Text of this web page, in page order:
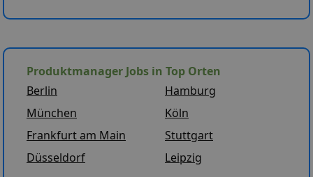
Produktmanager Jobs in Top Orten
Berlin
Hamburg
München
Köln
Frankfurt am Main
Stuttgart
Düsseldorf
Leipzig